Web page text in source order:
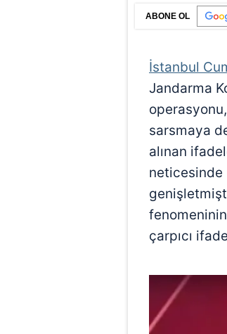
ABONE OL
İstanbul
Jandarma
sarsmaya
alınan
neticesinde
çarpıcı